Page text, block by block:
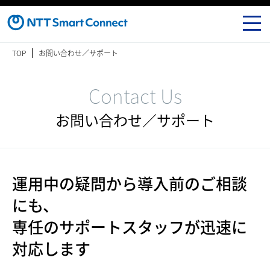
TOP お問い合わせ／サポート
Contact Us
お問い合わせ／サポート
運用中の疑問から導入前のご相談
にも、
専任のサポートスタッフが迅速に
対応します